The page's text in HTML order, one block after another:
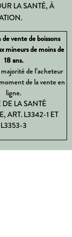
LA SANTÉ, À
vente de boissons
mineurs de moins de
18 ans.
de l’acheteur
de la vente en
ligne.
LA SANTÉ
ART. L3342-1 ET
L3353-3